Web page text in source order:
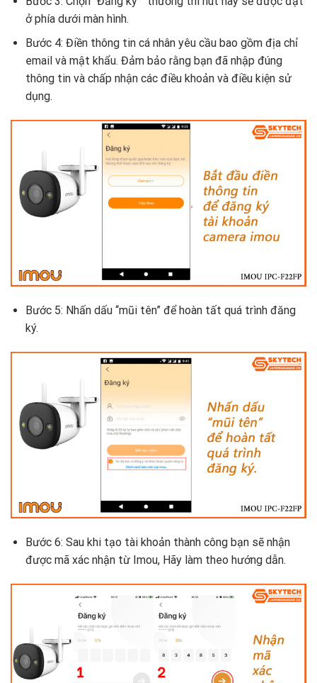
ở phía dưới màn hình.
Bước 4: Điền thông tin cá nhân yêu cầu bao gồm địa chỉ
email và mật khẩu. Đảm bảo rằng bạn đã nhập đúng
thông tin và chấp nhận các điều khoản và điều kiện sử
dụng.
Bước 5: Nhấn dấu “mũi tên” để hoàn tất quá trình đăng
ký.
Bước 6: Sau khi tạo tài khoản thành công bạn sẽ nhận
được mã xác nhận từ Imou, Hãy làm theo hướng dẫn.